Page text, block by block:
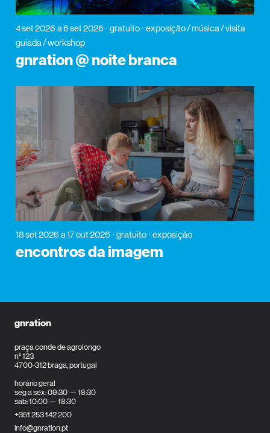
4 set 2026 a 6 set 2026 gratuito
exposição / música / visita
guiada / workshop
gnration @ noite branca
18 set 2026 a 17 out 2026 gratuito exposição
encontros da imagem
gnration
praça conde de agrolongo
n° 123
4700-312 braga, portugal
horário geral
seg a sex: 09:30 — 18:30
sáb: 10:00 — 18:30
+351 253 142 200
info@gnration.pt